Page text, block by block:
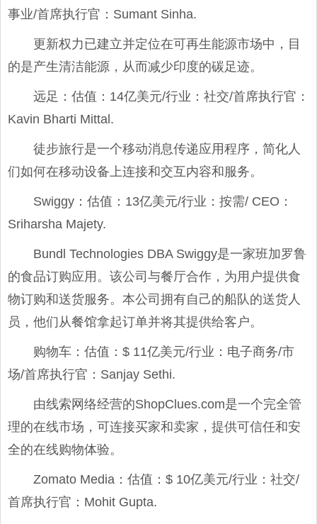
事业/首席执行官：Sumant Sinha.
更新权力已建立并定位在可再生能源市场中，目
的是产生清洁能源，从而减少印度的碳足迹。
远足：估值：14亿美元/行业：社交/首席执行官：
Kavin Bharti Mittal.
徒步旅行是一个移动消息传递应用程序，简化人
们如何在移动设备上连接和交互内容和服务。
Swiggy：估值：13亿美元/行业：按需/ CEO：
Sriharsha Majety.
Bundl Technologies DBA Swiggy是一家班加罗鲁
的食品订购应用。该公司与餐厅合作，为用户提供食
物订购和送货服务。本公司拥有自己的船队的送货人
员，他们从餐馆拿起订单并将其提供给客户。
购物车：估值：$ 11亿美元/行业：电子商务/市
场/首席执行官：Sanjay Sethi.
由线索网络经营的ShopClues.com是一个完全管
理的在线市场，可连接买家和卖家，提供可信任和安
全的在线购物体验。
Zomato Media：估值：$ 10亿美元/行业：社交/
首席执行官：Mohit Gupta.